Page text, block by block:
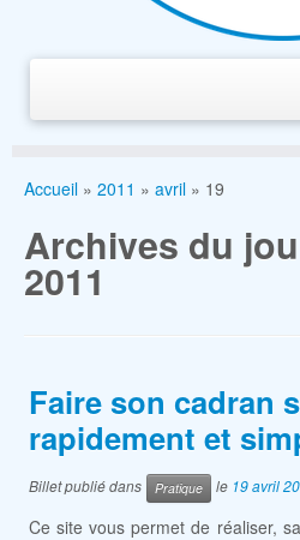
Accueil » 2011 » avril » 19
Archives du
2011
Faire son cadran
rapidement et
Billet publié dans Pratique le 19 avril
Ce site vous permet de réaliser,